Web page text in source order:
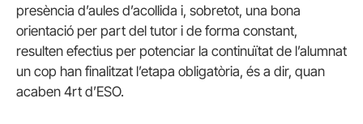
presència d’aules d’acollida i, sobretot, una bona
orientació per part del tutor i de forma constant,
resulten efectius per potenciar la continuïtat de l’alumnat
un cop han finalitzat l’etapa obligatòria, és a dir, quan
acaben 4rt d’ESO.